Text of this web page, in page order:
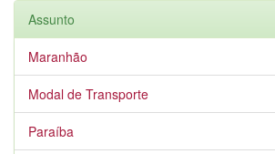
Assunto
Maranhão
Modal de Transporte
Paraíba